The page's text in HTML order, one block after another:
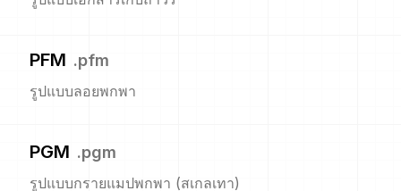
PFM .pfm
รูปแบบลอยพกพา
PGM .pgm
รูปแบบกรายแมปพกพา (สเกลเทา)